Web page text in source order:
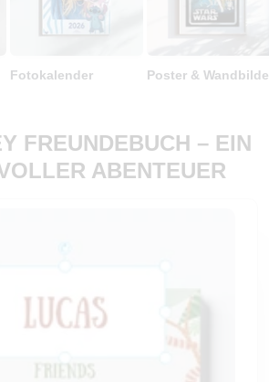
Fotokalender Poster &
FREUNDEBUCH – EIN
ABENTEUER